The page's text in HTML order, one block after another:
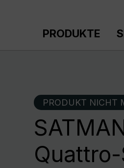
PRODUKTE
PRODUKT NICHT